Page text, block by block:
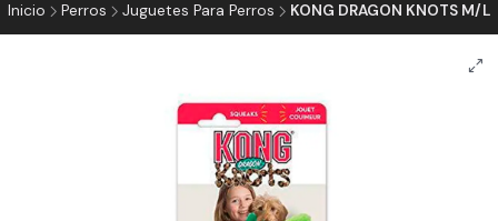
Inicio Perros Juguetes Para Perros KONG DRAGON KNOTS M/L